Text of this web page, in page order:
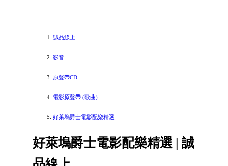
誠品線上
影音
原聲帶CD
電影原聲帶 (歌曲)
好萊塢爵士電影配樂精選
好萊塢爵士電影配樂精選 | 誠